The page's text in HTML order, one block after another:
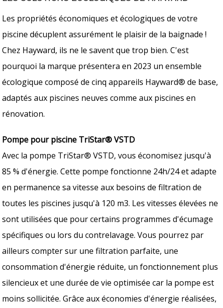
Les propriétés économiques et écologiques de votre
piscine décuplent assurément le plaisir de la baignade !
Chez Hayward, ils ne le savent que trop bien. C'est
pourquoi la marque présentera en 2023 un ensemble
écologique composé de cinq appareils Hayward® de base,
adaptés aux piscines neuves comme aux piscines en
rénovation.
Pompe pour piscine TriStar® VSTD
Avec la pompe TriStar® VSTD, vous économisez jusqu'à
85 % d'énergie. Cette pompe fonctionne 24h/24 et adapte
en permanence sa vitesse aux besoins de filtration de
toutes les piscines jusqu'à 120 m3. Les vitesses élevées ne
sont utilisées que pour certains programmes d'écumage
spécifiques ou lors du contrelavage. Vous pourrez par
ailleurs compter sur une filtration parfaite, une
consommation d'énergie réduite, un fonctionnement plus
silencieux et une durée de vie optimisée car la pompe est
moins sollicitée. Grâce aux économies d'énergie réalisées,